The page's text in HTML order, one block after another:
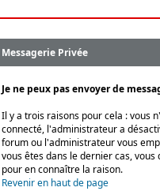
Messagerie Privée
Je ne peux pas envoyer de
Il y a trois raisons pour cela : vous
connecté, l'administrateur a
forum ou l'administrateur vous
vous êtes dans le dernier cas,
pour en connaître la raison.
Revenir en haut de page